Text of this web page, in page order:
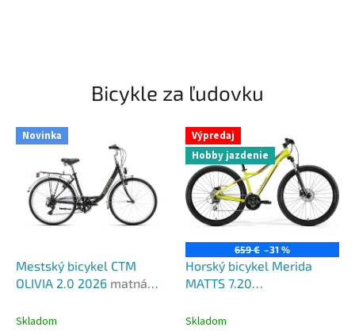
Bicykle za ľudovku
Novinka
Mestský bicykel CTM
OLIVIA 2.0 2026 matná
Skladom
Výpredaj
Hobby jazdenie
659 € –31 %
Horský bicykel Merida
MATTS 7.20
Skladom